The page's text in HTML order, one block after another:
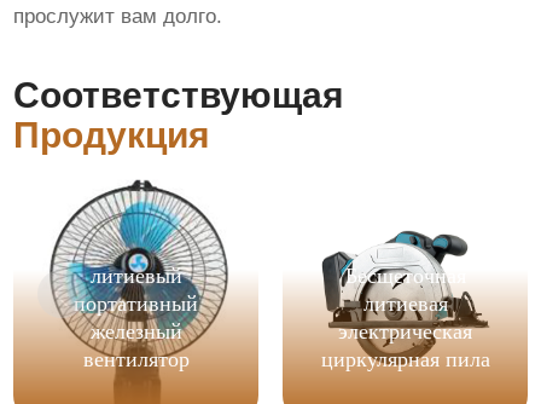
прослужит вам долго.
Соответствующая
Продукция
литиевый
портативный
железный
вентилятор
Бесщеточная
литиевая
электрическая
циркулярная пила